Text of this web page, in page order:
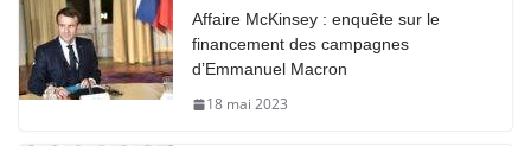
Affaire McKinsey : enquête sur le
financement des campagnes
d’Emmanuel Macron
18 mai 2023